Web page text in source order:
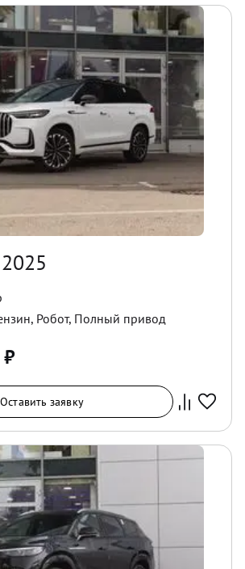
, Робот, Полный привод
₽
Оставить заявку